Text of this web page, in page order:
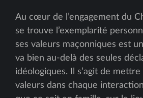
Au cœur de l’engagement du
se trouve l’exemplarité
ses valeurs maçonniques est
va bien au-delà des seules
idéologiques. Il s’agit de
valeurs dans chaque